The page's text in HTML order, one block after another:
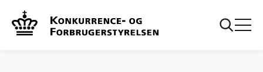
Afgørelser
Motor Nordic A/S mod Konkurrencerådet - anket
til Højesteret